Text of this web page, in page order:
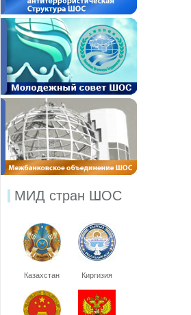
МИД стран ШОС
Казахстан Киргизия